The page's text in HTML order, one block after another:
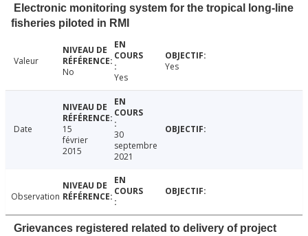
Electronic monitoring system for the tropical long-line
fisheries piloted in RMI
Valeur
No
Yes
Yes
Date
15
février
2015
30
septembre
2021
Observation
Grievances registered related to delivery of project